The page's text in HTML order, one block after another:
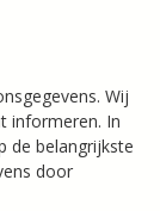
Wij
informeren. In
de belangrijkste
door